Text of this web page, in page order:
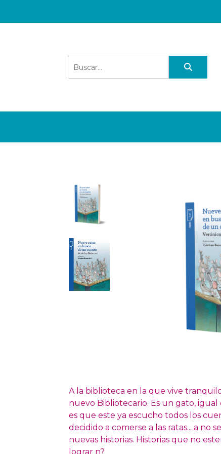
A la biblioteca en la que vive
nuevo Bibliotecario. Es un gato,
es que este ya escucho todos los
decidido a comerse a las ratas... a no
nuevas historias. Historias que no
lograr n?